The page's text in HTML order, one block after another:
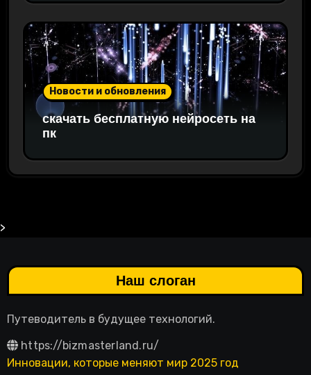
Новости и обновления
скачать бесплатную нейросеть на
пк
>
Наш слоган
Путеводитель в будущее технологий.
https://bizmasterland.ru/
Инновации, которые меняют мир 2025 год